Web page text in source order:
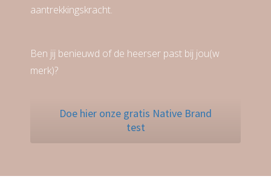
aantrekkingskracht.
Ben jij benieuwd of de heerser past bij jou(w
merk)?
Doe hier onze gratis Native Brand
test